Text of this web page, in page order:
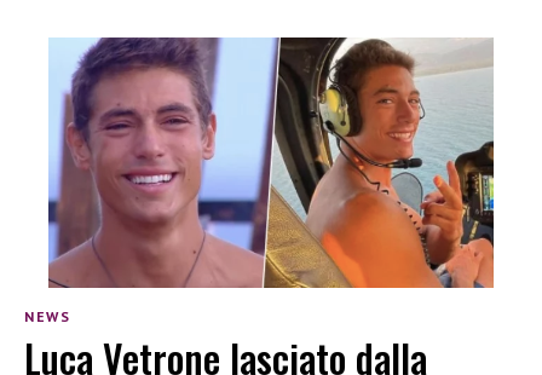
NEWS
Luca Vetrone lasciato dalla